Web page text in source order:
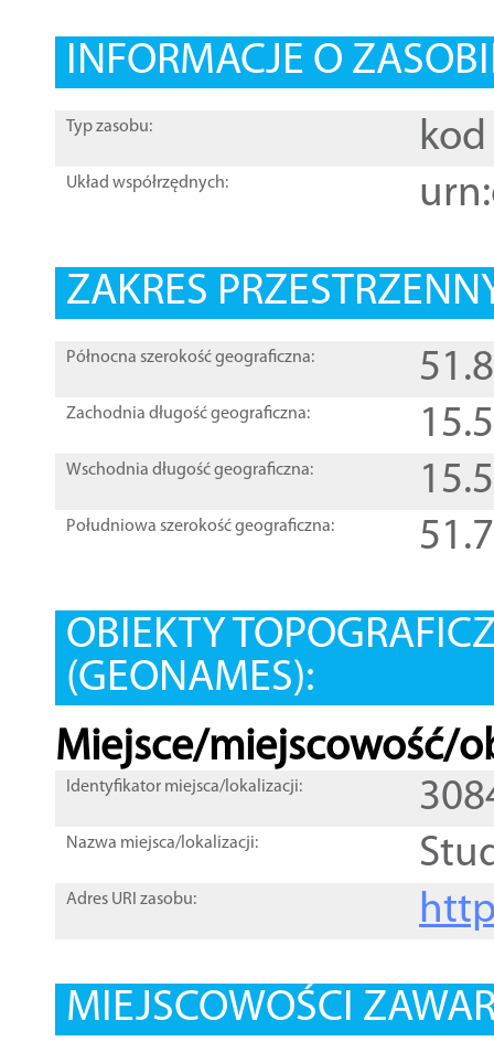
INFORMACJE O
Typ zasobu: kod
Układ współrzędnych:
ZAKRES
Północna szerokość geograficzna:
Zachodnia długość geograficzna:
Wschodnia długość geograficzna:
Południowa szerokość geograficzna:
OBIEKTY
(GEONAMES):
Miejsce/miejscowość/
Identyfikator miejsca/lokalizacji:
Nazwa miejsca/lokalizacji:
Adres URI zasobu:
MIEJSCOWOŚCI